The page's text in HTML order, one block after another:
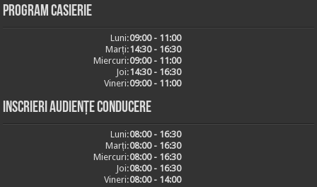
Program casierie
Luni:09:00 - 11:00
Marți:14:30 - 16:30
Miercuri:09:00 - 11:00
Joi:14:30 - 16:30
Vineri:09:00 - 11:00
Inscrieri audiențe conducere
Luni:08:00 - 16:30
Marți:08:00 - 16:30
Miercuri:08:00 - 16:30
Joi:08:00 - 16:30
Vineri:08:00 - 14:00